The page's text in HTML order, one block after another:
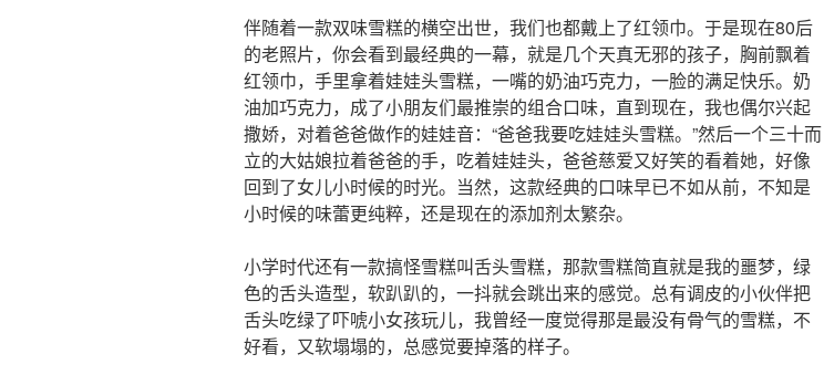
伴随着一款双味雪糕的横空出世，我们也都戴上了红领巾。于是现在80后
的老照片，你会看到最经典的一幕，就是几个天真无邪的孩子，胸前飘着
红领巾，手里拿着娃娃头雪糕，一嘴的奶油巧克力，一脸的满足快乐。奶
油加巧克力，成了小朋友们最推崇的组合口味，直到现在，我也偶尔兴起
撒娇，对着爸爸做作的娃娃音：“爸爸我要吃娃娃头雪糕。”然后一个三十而
立的大姑娘拉着爸爸的手，吃着娃娃头，爸爸慈爱又好笑的看着她，好像
回到了女儿小时候的时光。当然，这款经典的口味早已不如从前，不知是
小时候的味蕾更纯粹，还是现在的添加剂太繁杂。
小学时代还有一款搞怪雪糕叫舌头雪糕，那款雪糕简直就是我的噩梦，绿
色的舌头造型，软趴趴的，一抖就会跳出来的感觉。总有调皮的小伙伴把
舌头吃绿了吓唬小女孩玩儿，我曾经一度觉得那是最没有骨气的雪糕，不
好看，又软塌塌的，总感觉要掉落的样子。